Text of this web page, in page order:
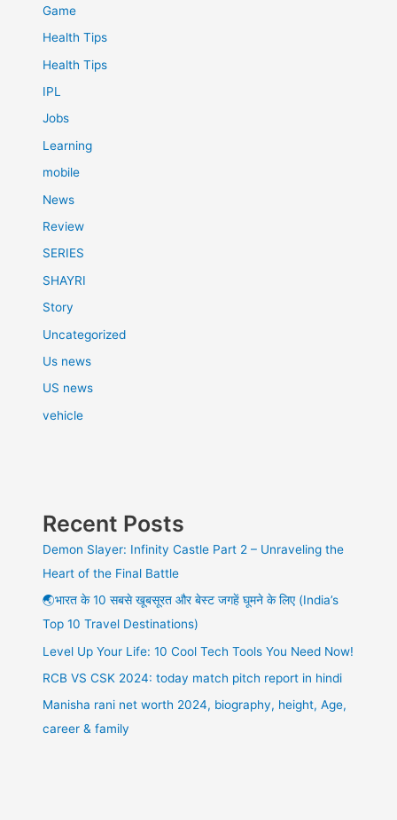
Game
Health Tips
Health Tips
IPL
Jobs
Learning
mobile
News
Review
SERIES
SHAYRI
Story
Uncategorized
Us news
US news
vehicle
Recent Posts
Demon Slayer: Infinity Castle Part 2 – Unraveling the
Heart of the Final Battle
🌏भारत के 10 सबसे खूबसूरत और बेस्ट जगहें घूमने के लिए (India’s
Top 10 Travel Destinations)
Level Up Your Life: 10 Cool Tech Tools You Need Now!
RCB VS CSK 2024: today match pitch report in hindi
Manisha rani net worth 2024, biography, height, Age,
career & family